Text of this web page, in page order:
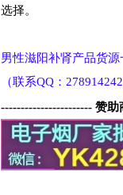
选择。
男性滋阳补肾产品货源
（联系QQ：
----------------------- 赞